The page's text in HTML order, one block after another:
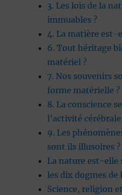
3. Les lois de la
immuables ?
4. La matière est-
6. Tout héritage
matériel ?
7. Nos souvenirs
forme matérielle ?
8. La conscience
l’activité cérébrale
9. Les
sont ils illusoires ?
La nature est-elle
les dix dogmes de
Science, religion